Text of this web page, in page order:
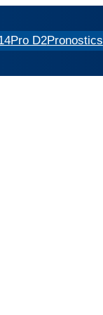
Pro D2Pronostics